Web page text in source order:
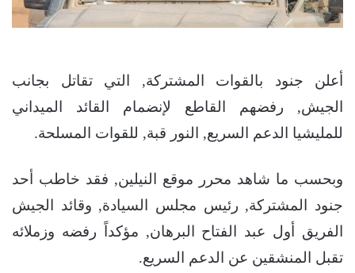
أعلن جنود بالقوات المشتركة, التي تقاتل بجانب
الجيش, رفضهم القاطع لإنضمام القائد الميداني
للمليشيا الدعم السريع, النور قبة, للقوات المسلحة.
وبحسب ما شاهد محرر موقع النيلين, فقد خاطب أحد
جنود المشتركة, رئيس مجلس السيادة, وقائد الجيش
الفريق أول عبد الفتاح البرهان, مؤكداً رفضه وزملائه
تقبل المنشقين عن الدعم السريع.